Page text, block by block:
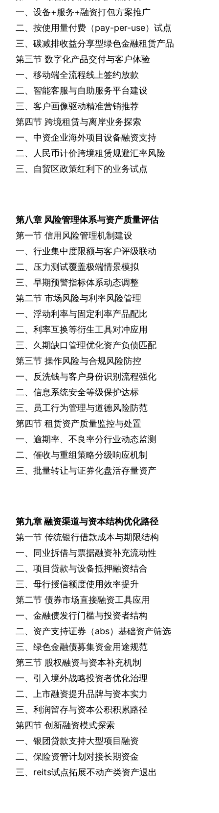
一、设备+服务+融资打包方案推广
二、按使用量付费（pay-per-use）试点
三、碳减排收益分享型绿色金融租赁产品
第三节 数字化产品交付与客户体验
一、移动端全流程线上签约放款
二、智能客服与自助服务平台建设
三、客户画像驱动精准营销推荐
第四节 跨境租赁与离岸业务探索
一、中资企业海外项目设备融资支持
二、人民币计价跨境租赁规避汇率风险
三、自贸区政策红利下的业务试点
第八章 风险管理体系与资产质量评估
第一节 信用风险管理机制建设
一、行业集中度限额与客户评级联动
二、压力测试覆盖极端情景模拟
三、早期预警指标体系动态调整
第二节 市场风险与利率风险管理
一、浮动利率与固定利率产品配比
二、利率互换等衍生工具对冲应用
三、久期缺口管理优化资产负债匹配
第三节 操作风险与合规风险防控
一、反洗钱与客户身份识别流程强化
二、信息系统安全等级保护达标
三、员工行为管理与道德风险防范
第四节 租赁资产质量监控与处置
一、逾期率、不良率分行业动态监测
二、催收与重组策略分级响应机制
三、批量转让与证券化盘活存量资产
第九章融资渠道与资本结构优化路径
第一节 传统银行借款成本与期限结构
一、同业拆借与票据融资补充流动性
二、项目贷款与设备抵押融资结合
三、母行授信额度使用效率提升
第二节 债券市场直接融资工具应用
一、金融债发行门槛与投资者结构
二、资产支持证券（abs）基础资产筛选
三、绿色金融债募集资金用途规范
第三节 股权融资与资本补充机制
一、引入境外战略投资者优化治理
二、上市融资提升品牌与资本实力
三、利润留存与资本公积积累路径
第四节 创新融资模式探索
一、银团贷款支持大型项目融资
二、保险资管计划对接长期资金
三、 reits试点拓展不动产类资产退出